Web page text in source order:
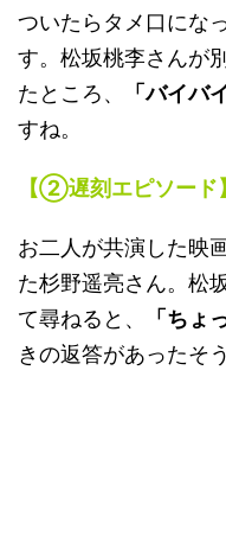
ついたらタメ口にな
す。松坂桃李さんが
たところ、
「バイバ
すね。
【②遅刻エピソード】
お二人が共演した映
た杉野遥亮さん。松
て尋ねると、
「ちょ
きの返答があったそ